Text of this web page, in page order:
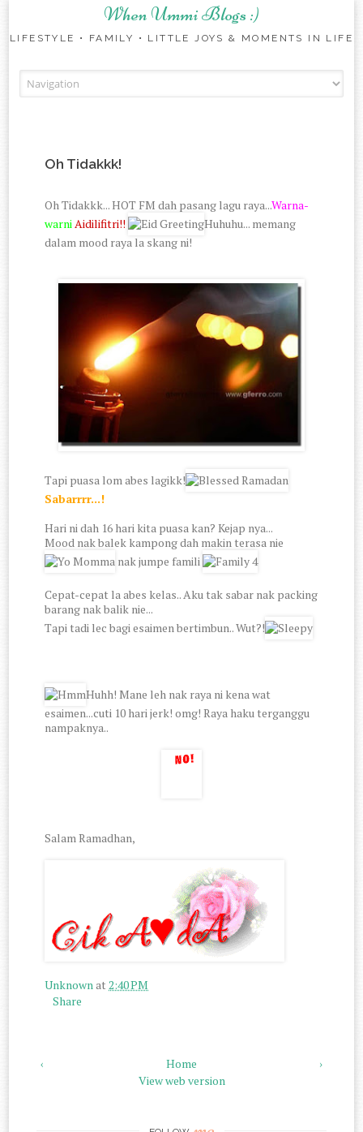
When Ummi Blogs :)
LIFESTYLE • FAMILY • LITTLE JOYS & MOMENTS IN LIFE
Oh Tidakkk!
Oh Tidakkk... HOT FM dah pasang lagu raya...Warna-
warniAidilifitri!!
Huhuhu... memang
dalam mood raya la skang ni!
Tapi puasa lom abes lagikk!
Sabarrrr...!
Hari ni dah 16 hari kita puasa kan? Kejap nya...
Mood nak balek kampong dah makin terasa nie
nak jumpe famili
Cepat-cepat la abes kelas.. Aku tak sabar nak packing
barang nak balik nie...
Tapi tadi lec bagi esaimen bertimbun.. Wut?!
Huhh! Mane leh nak raya ni kena wat
esaimen...cuti 10 hari jerk! omg! Raya haku terganggu
nampaknya..
Salam Ramadhan,
Unknownat2:40 PM
Share
‹ ›
Home
View web version